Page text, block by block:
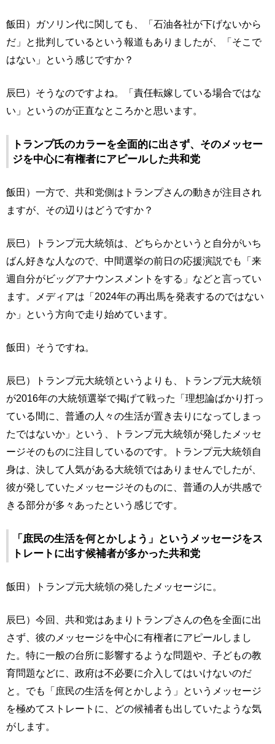
飯田）ガソリン代に関しても、「石油各社が下げないから
だ」と批判しているという報道もありましたが、「そこで
はない」という感じですか？
辰巳）そうなのですよね。「責任転嫁している場合ではな
い」というのが正直なところかと思います。
トランプ氏のカラーを全面的に出さず、そのメッセー
ジを中心に有権者にアピールした共和党
飯田）一方で、共和党側はトランプさんの動きが注目され
ますが、その辺りはどうですか？
辰巳）トランプ元大統領は、どちらかというと自分がいち
ばん好きな人なので、中間選挙の前日の応援演説でも「来
週自分がビッグアナウンスメントをする」などと言ってい
ます。メディアは「2024年の再出馬を発表するのではない
か」という方向で走り始めています。
飯田）そうですね。
辰巳）トランプ元大統領というよりも、トランプ元大統領
が2016年の大統領選挙で掲げて戦った「理想論ばかり打っ
ている間に、普通の人々の生活が置き去りになってしまっ
たではないか」という、トランプ元大統領が発したメッセ
ージそのものに注目しているのです。トランプ元大統領自
身は、決して人気がある大統領ではありませんでしたが、
彼が発していたメッセージそのものに、普通の人が共感で
きる部分が多々あったという感じです。
「庶民の生活を何とかしよう」というメッセージをス
トレートに出す候補者が多かった共和党
飯田）トランプ元大統領の発したメッセージに。
辰巳）今回、共和党はあまりトランプさんの色を全面に出
さず、彼のメッセージを中心に有権者にアピールしまし
た。特に一般の台所に影響するような問題や、子どもの教
育問題などに、政府は不必要に介入してはいけないのだ
と。でも「庶民の生活を何とかしよう」というメッセージ
を極めてストレートに、どの候補者も出していたような気
がします。